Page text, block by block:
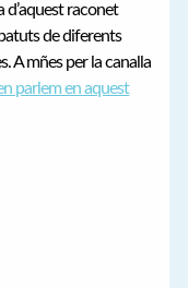
d’aquest raconet
de diferents
A mñes per la canalla
parlem en aquest